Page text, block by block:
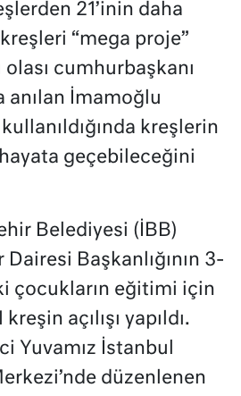
21’inin daha
kreşleri “mega proje”
cumhurbaşkanı
anılan İmamoğlu
kreşlerin
geçebileceğini
Belediyesi (İBB)
Başkanlığının 3-
çocukların eğitimi için
açılışı yapıldı.
Yuvamız İstanbul
düzenlenen